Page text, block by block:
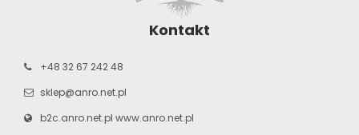
Kontakt
+48 32 67 242 48
sklep@anro.net.pl
b2c.anro.net.pl www.anro.net.pl